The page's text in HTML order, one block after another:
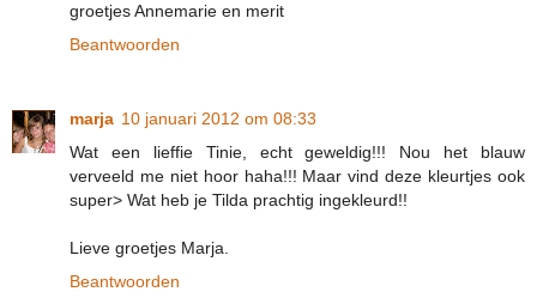
groetjes Annemarie en merit
Beantwoorden
marja 10 januari 2012 om 08:33
Wat een lieffie Tinie, echt geweldig!!! Nou het blauw
verveeld me niet hoor haha!!! Maar vind deze kleurtjes ook
super> Wat heb je Tilda prachtig ingekleurd!!
Lieve groetjes Marja.
Beantwoorden